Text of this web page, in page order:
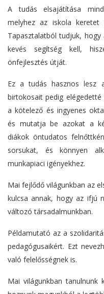
A tudás elsajátítása
melyhez az iskola
Tapasztalatból tudjuk, hogy
kevés segítség kell,
önfejlesztés útját.
Ez a tudás hasznos lesz
birtokosait pedig
a kötelező és ingyenes
és mutatja be azokat a
diákok öntudatos
sorsukat, és könnyen
munkapiaci igényekhez.
Mai fejlődő világunkban az
kulcsa annak, hogy az ifjú
változó társadalmunkban.
Példamutató az a
pedagógusaikért. Ezt
való felelősségnek is.
Mai világunkban